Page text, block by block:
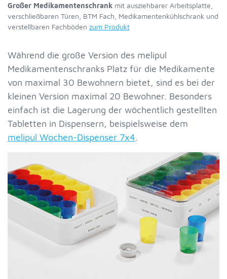
Großer Medikamentenschrank mit ausziehbarer Arbeitsplatte,
verschließbaren Türen, BTM Fach, Medikamentenkühlschrank und
verstellbaren Fachböden zum Produkt
Während die große Version des melipul
Medikamentenschranks Platz für die Medikamente
von maximal 30 Bewohnern bietet, sind es bei der
kleinen Version maximal 20 Bewohner. Besonders
einfach ist die Lagerung der wöchentlich gestellten
Tabletten in Dispensern, beispielsweise dem
melipul Wochen-Dispenser 7x4.